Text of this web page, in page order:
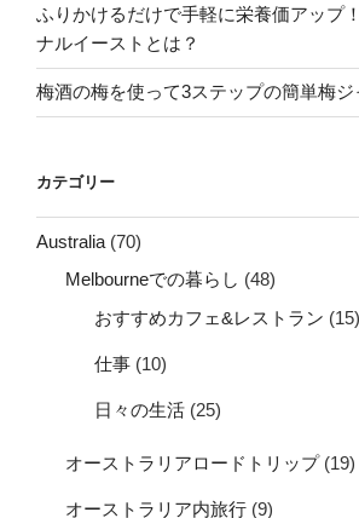
ふりかけるだけで手軽に栄養価アップ
ナルイーストとは？
梅酒の梅を使って3ステップの簡単梅ジ
カテゴリー
Australia (70)
Melbourneでの暮らし (48)
おすすめカフェ&レストラン (15)
仕事 (10)
日々の生活 (25)
オーストラリアロードトリップ(19)
オーストラリア内旅行 (9)